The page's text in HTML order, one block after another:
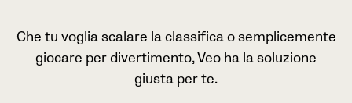
Che tu voglia scalare la classifica o semplicemente
giocare per divertimento, Veo ha la soluzione
giusta per te.